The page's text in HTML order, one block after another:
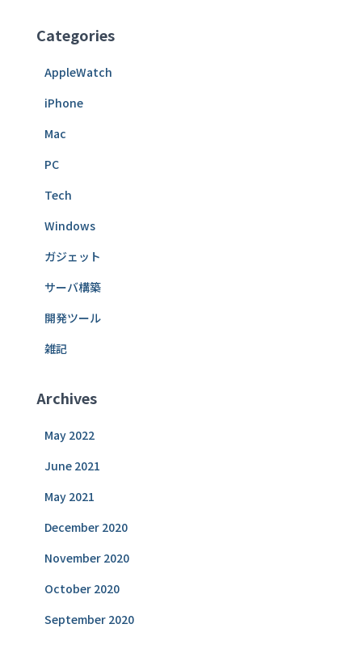
Categories
AppleWatch
iPhone
Mac
PC
Tech
Windows
ガジェット
サーバ構築
開発ツール
雑記
Archives
May 2022
June 2021
May 2021
December 2020
November 2020
October 2020
September 2020